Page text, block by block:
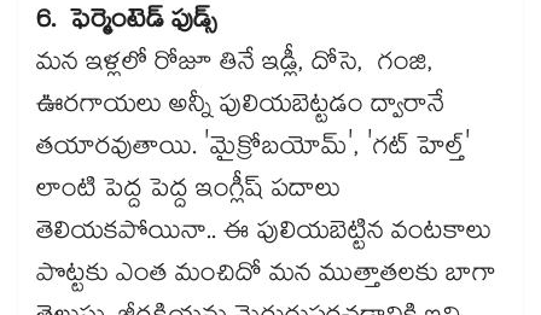
6. ఫెర్మెంటెడ్ ఫుడ్స్
మన ఇళ్లలో రోజూ తినే ఇడ్లీ, దోసె, గంజి,
ఊరగాయలు అన్నీ పులియబెట్టడం ద్వారానే
తయారవుతాయి. 'మైక్రోబయోమ్', 'గట్ హెల్త్'
లాంటి పెద్ద పెద్ద ఇంగ్లీష్ పదాలు
తెలియకపోయినా.. ఈ పులియబెట్టిన వంటకాలు
పొట్టకు ఎంత మంచిదో మన ముత్తాతలకు బాగా